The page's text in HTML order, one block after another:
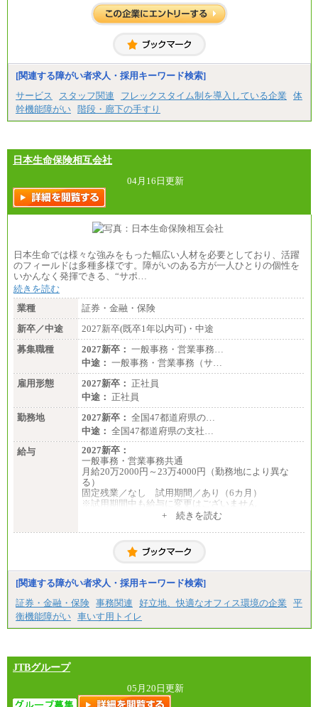
[関連する障がい者求人・採用キーワード検索]
サービス
スタッフ関連 フレックスタイム制を導入している企業
体
幹機能障がい 階段・廊下の手すり
日本生命保険相互会社
04月16日更新
日本生命では様々な強みをもった幅広い人材を必要としており、活躍
のフィールドは多種多様です。障がいのある方が一人ひとりの個性を
いかんなく発揮できる、“サポ…
続きを読む
業種
証券・金融・保険
新卒／中途
2027新卒(既卒1年以内可)・中途
募集職種
2027新卒： 一般事務・営業事務…
中途： 一般事務・営業事務（サ…
雇用形態
2027新卒： 正社員
中途： 正社員
勤務地
2027新卒： 全国47都道府県の…
中途： 全国47都道府県の支社…
給与
2027新卒：
一般事務・営業事務共通
月給20万2000円～23万4000円（勤務地により異な
る）
固定残業／なし 試用期間／あり（6カ月）
※試用期間中も給与に変更はございません
月給20万2000円～23万4000円（勤務地により異な
固定残業／なし 試用期間／あり（6か月）
+ 続きを読む
[関連する障がい者求人・採用キーワード検索]
証券・金融・保険 事務関連 好立地、快適なオフィス環境の企業
平
衡機能障がい 車いす用トイレ
JTBグループ
05月20日更新